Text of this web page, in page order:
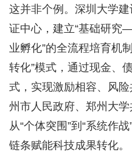
这并非个例。深圳大学
证中心，建立“基础研
业孵化”的全流程培育机
转化”模式，通过现金、
式，实现激励相容、风
州市人民政府、郑州大
从“个体突围”到“系统作
链条赋能科技成果转化。